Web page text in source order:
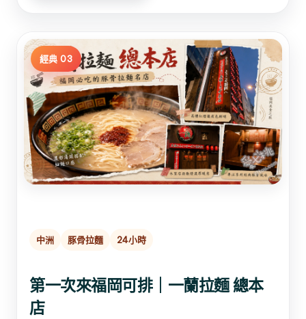
經典 03
中洲 豚骨拉麵 24小時
第一次來福岡可排｜一蘭拉麵 總本
店